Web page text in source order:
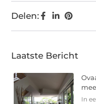
Delen:
Laatste Bericht
In